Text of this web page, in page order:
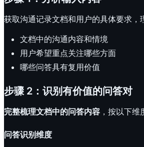
获取沟通记录文档和用户的具体要求，
文档中的沟通内容和情境
用户希望重点关注哪些方面
哪些问答具有复用价值
步骤 2：识别有价值的问答对
完整梳理文档中的问答内容 ，按以下维
问答识别维度